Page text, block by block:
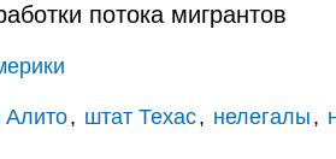
потока мигрантов
, штат Техас, нелегалы,